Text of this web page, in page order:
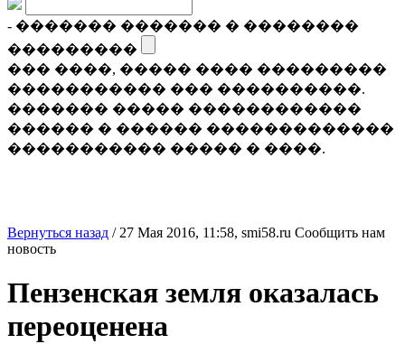
- ������� ������� � ��������
���������
��� ����, ����� ���� ���������
����������� ��� ����������.
������� ����� ������������
������ � ������ �������������
����������� ����� � ����.
Вернуться назад / 27 Мая 2016, 11:58, smi58.ru Сообщить нам
новость
Пензенская земля оказалась
переоценена